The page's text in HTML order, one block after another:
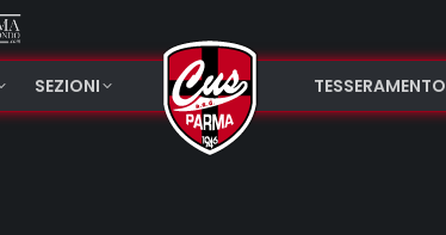
SEZIONI TESSERAMENTO